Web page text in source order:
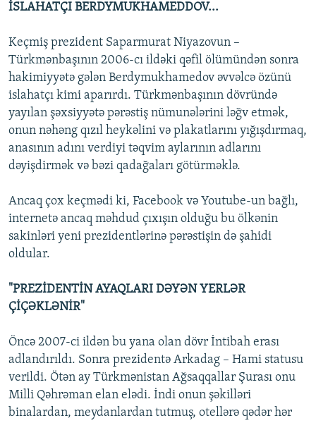
İSLAHATÇI BERDYMUKHAMEDDOV...
Keçmiş prezident Saparmurat Niyazovun –
Türkmənbaşının 2006-cı ildəki qəfil ölümündən sonra
hakimiyyətə gələn Berdymukhamedov əvvəlcə özünü
islahatçı kimi aparırdı. Türkmənbaşının dövründə
yayılan şəxsiyyətə pərəstiş nümunələrini ləğv etmək,
onun nəhəng qızıl heykəlini və plakatlarını yığışdırmaq,
anasının adını verdiyi təqvim aylarının adlarını
dəyişdirmək və bəzi qadağaları götürməklə.
Ancaq çox keçmədi ki, Facebook və Youtube-un bağlı,
internetə ancaq məhdud çıxışın olduğu bu ölkənin
sakinləri yeni prezidentlərinə pərəstişin də şahidi
oldular.
"PREZİDENTİN AYAQLARI DƏYƏN YERLƏR
ÇİÇƏKLƏNİR"
Öncə 2007-ci ildən bu yana olan dövr İntibah erası
adlandırıldı. Sonra prezidentə Arkadag – Hami statusu
verildi. Ötən ay Türkmənistan Ağsaqqallar Şurası onu
Milli Qəhrəman elan elədi. İndi onun şəkilləri
binalardan, meydanlardan tutmuş, otellərə qədər hər